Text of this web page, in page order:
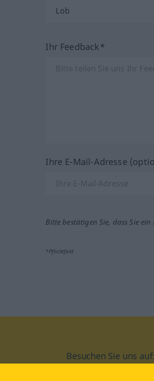
Ihr Feedback*
Ihre E-Mail-Adresse
Bitte bestätigen Sie, dass Sie
*Pflichtfeld
Besuchen Sie uns auf: